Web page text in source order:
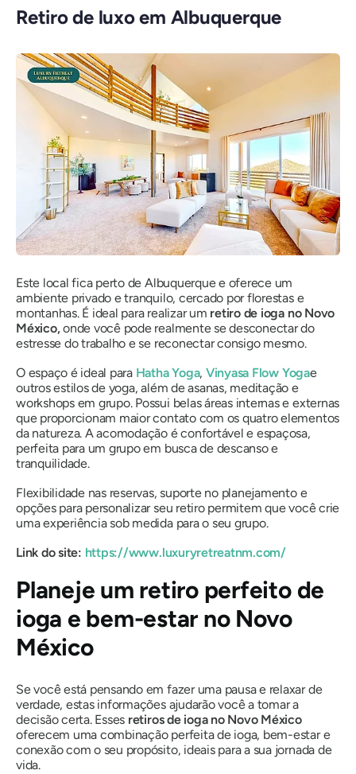
Retiro de luxo em Albuquerque
Este local fica perto de Albuquerque e oferece um
ambiente privado e tranquilo, cercado por florestas e
montanhas. É ideal para realizar um retiro de ioga no Novo
México,onde você pode realmente se desconectar do
estresse do trabalho e se reconectar consigo mesmo.
O espaço é ideal para Hatha Yoga, Vinyasa Flow Yogae
outros estilos de yoga, além de asanas, meditação e
workshops em grupo. Possui belas áreas internas e externas
que proporcionam maior contato com os quatro elementos
da natureza. A acomodação é confortável e espaçosa,
perfeita para um grupo em busca de descanso e
tranquilidade.
Flexibilidade nas reservas, suporte no planejamento e
opções para personalizar seu retiro permitem que você crie
uma experiência sob medida para o seu grupo.
Link do site: https://www.luxuryretreatnm.com/
Planeje um retiro perfeito de
ioga e bem-estar no Novo
México
Se você está pensando em fazer uma pausa e relaxar de
verdade, estas informações ajudarão você a tomar a
decisão certa. Esses retiros de ioga no Novo México
oferecem uma combinação perfeita de ioga, bem-estar e
conexão com o seu propósito, ideais para a sua jornada de
vida.